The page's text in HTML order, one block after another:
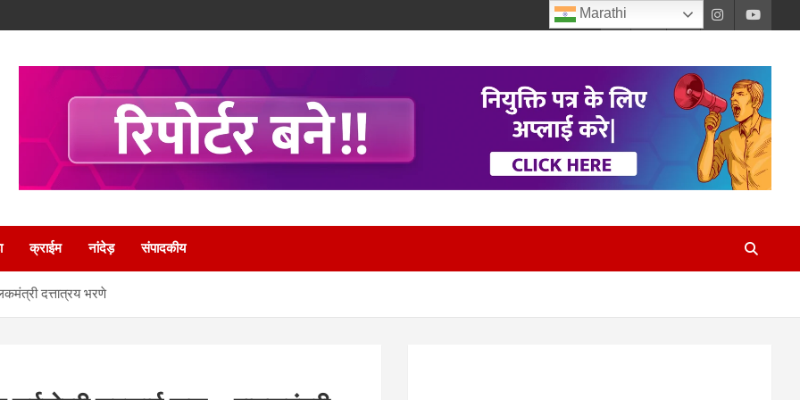
क्राईम नांदेड़ संपादकीय
दत्तात्रय भरणे
Marathi